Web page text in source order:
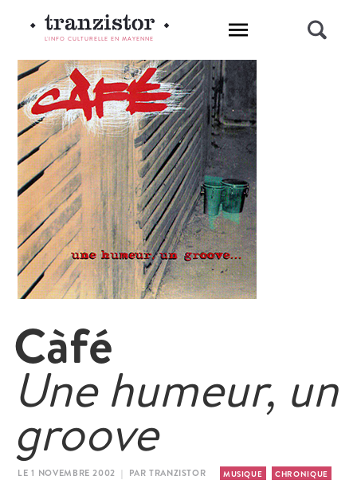
L'INFO CULTURELLE EN MAYENNE
Càfé
Une humeur, un
groove
LE 1 NOVEMBRE 2002 | PAR TRANZISTOR MUSIQUE CHRONIQUE